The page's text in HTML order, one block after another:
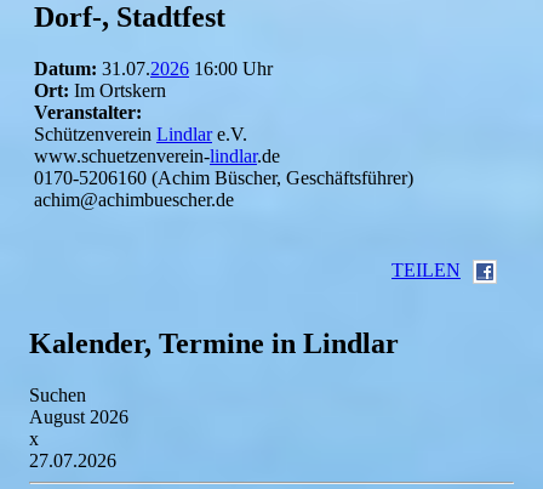
Dorf-, Stadtfest
Datum: 31.07.2026 16:00 Uhr
Ort: Im Ortskern
Veranstalter:
Schützenverein Lindlare.V.
www.schuetzenverein-lindlar.de
0170-5206160 (Achim Büscher, Geschäftsführer)
achim@achimbuescher.de
TEILEN
Kalender, Termine in Lindlar
Suchen
August 2026
x
27.07.2026